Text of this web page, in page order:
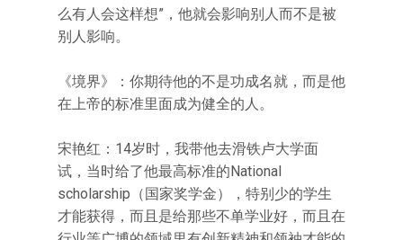
么有人会这样想”，他就会影响别人而不是被
别人影响。
《境界》：你期待他的不是功成名就，而是他
在上帝的标准里面成为健全的人。
宋艳红：14岁时，我带他去滑铁卢大学面
试，当时给了他最高标准的National
scholarship（国家奖学金），特别少的学生
才能获得，而且是给那些不单学业好，而且在